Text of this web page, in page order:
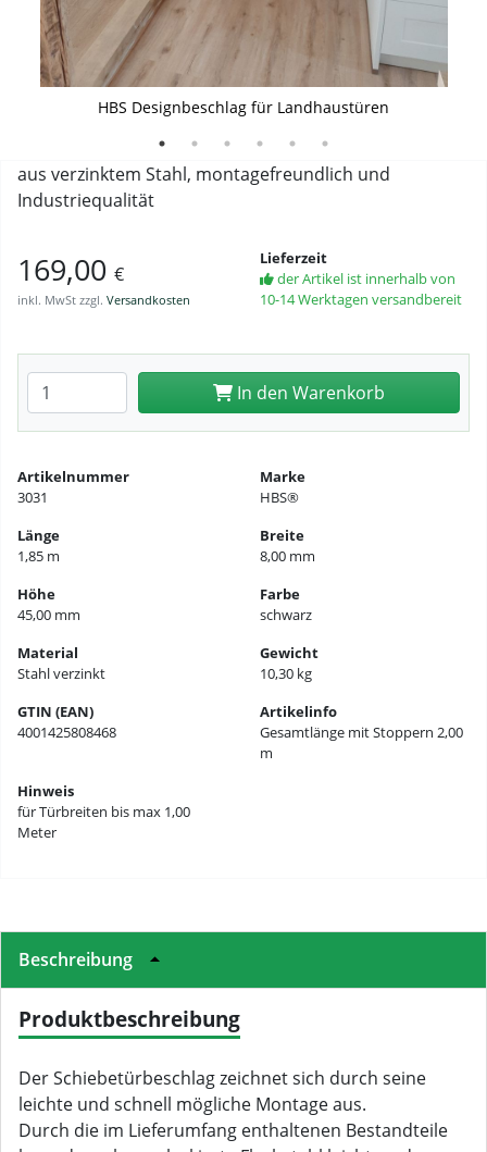
HBS Designbeschlag für Landhaustüren
Maße Halterung für Designbeschlag
Maße Stopper für Schiebetür-Designbeschlag
aus verzinktem Stahl, montagefreundlich und
Industriequalität
169,00 €
inkl. MwSt zzgl. Versandkosten
Lieferzeit
der Artikel ist innerhalb von
10-14 Werktagen versandbereit
Anzahl eingeben In den Warenkorb
Artikelnummer
3031
Marke
HBS®
Länge
1,85 m
Breite
8,00 mm
Höhe
45,00 mm
Farbe
schwarz
Material
Stahl verzinkt
Gewicht
10,30 kg
GTIN (EAN)
4001425808468
Artikelinfo
Gesamtlänge mit Stoppern 2,00
m
Hinweis
für Türbreiten bis max 1,00
Meter
Beschreibung
Produktbeschreibung
Der Schiebetürbeschlag zeichnet sich durch seine
leichte und schnell mögliche Montage aus.
Durch die im Lieferumfang enthaltenen Bestandteile